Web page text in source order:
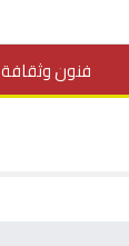
فنون وثقافة